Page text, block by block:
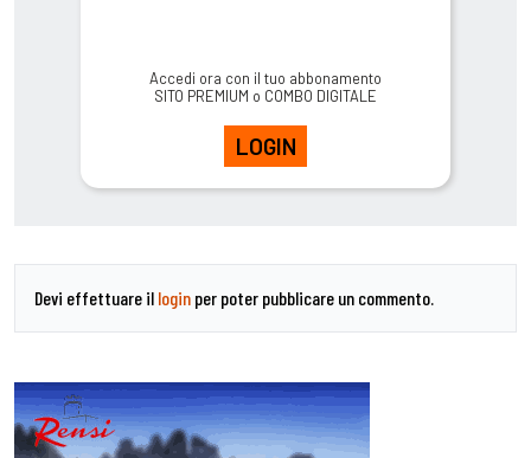
Accedi ora con il tuo abbonamento
SITO PREMIUM o COMBO DIGITALE
LOGIN
Devi effettuare il login per poter pubblicare un commento.